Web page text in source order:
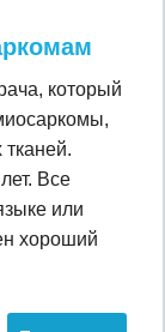
который
Все
или
хороший